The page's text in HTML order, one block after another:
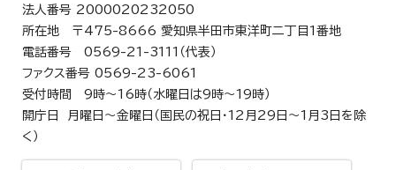
法人番号 2000020232050
所在地 〒475-8666 愛知県半田市東洋町二丁目1番地
電話番号 0569-21-3111（代表）
ファクス番号 0569-23-6061
受付時間 9時～16時（水曜日は9時～19時）
開庁日 月曜日～金曜日（国民の祝日・12月29日～1月3日を除
く）